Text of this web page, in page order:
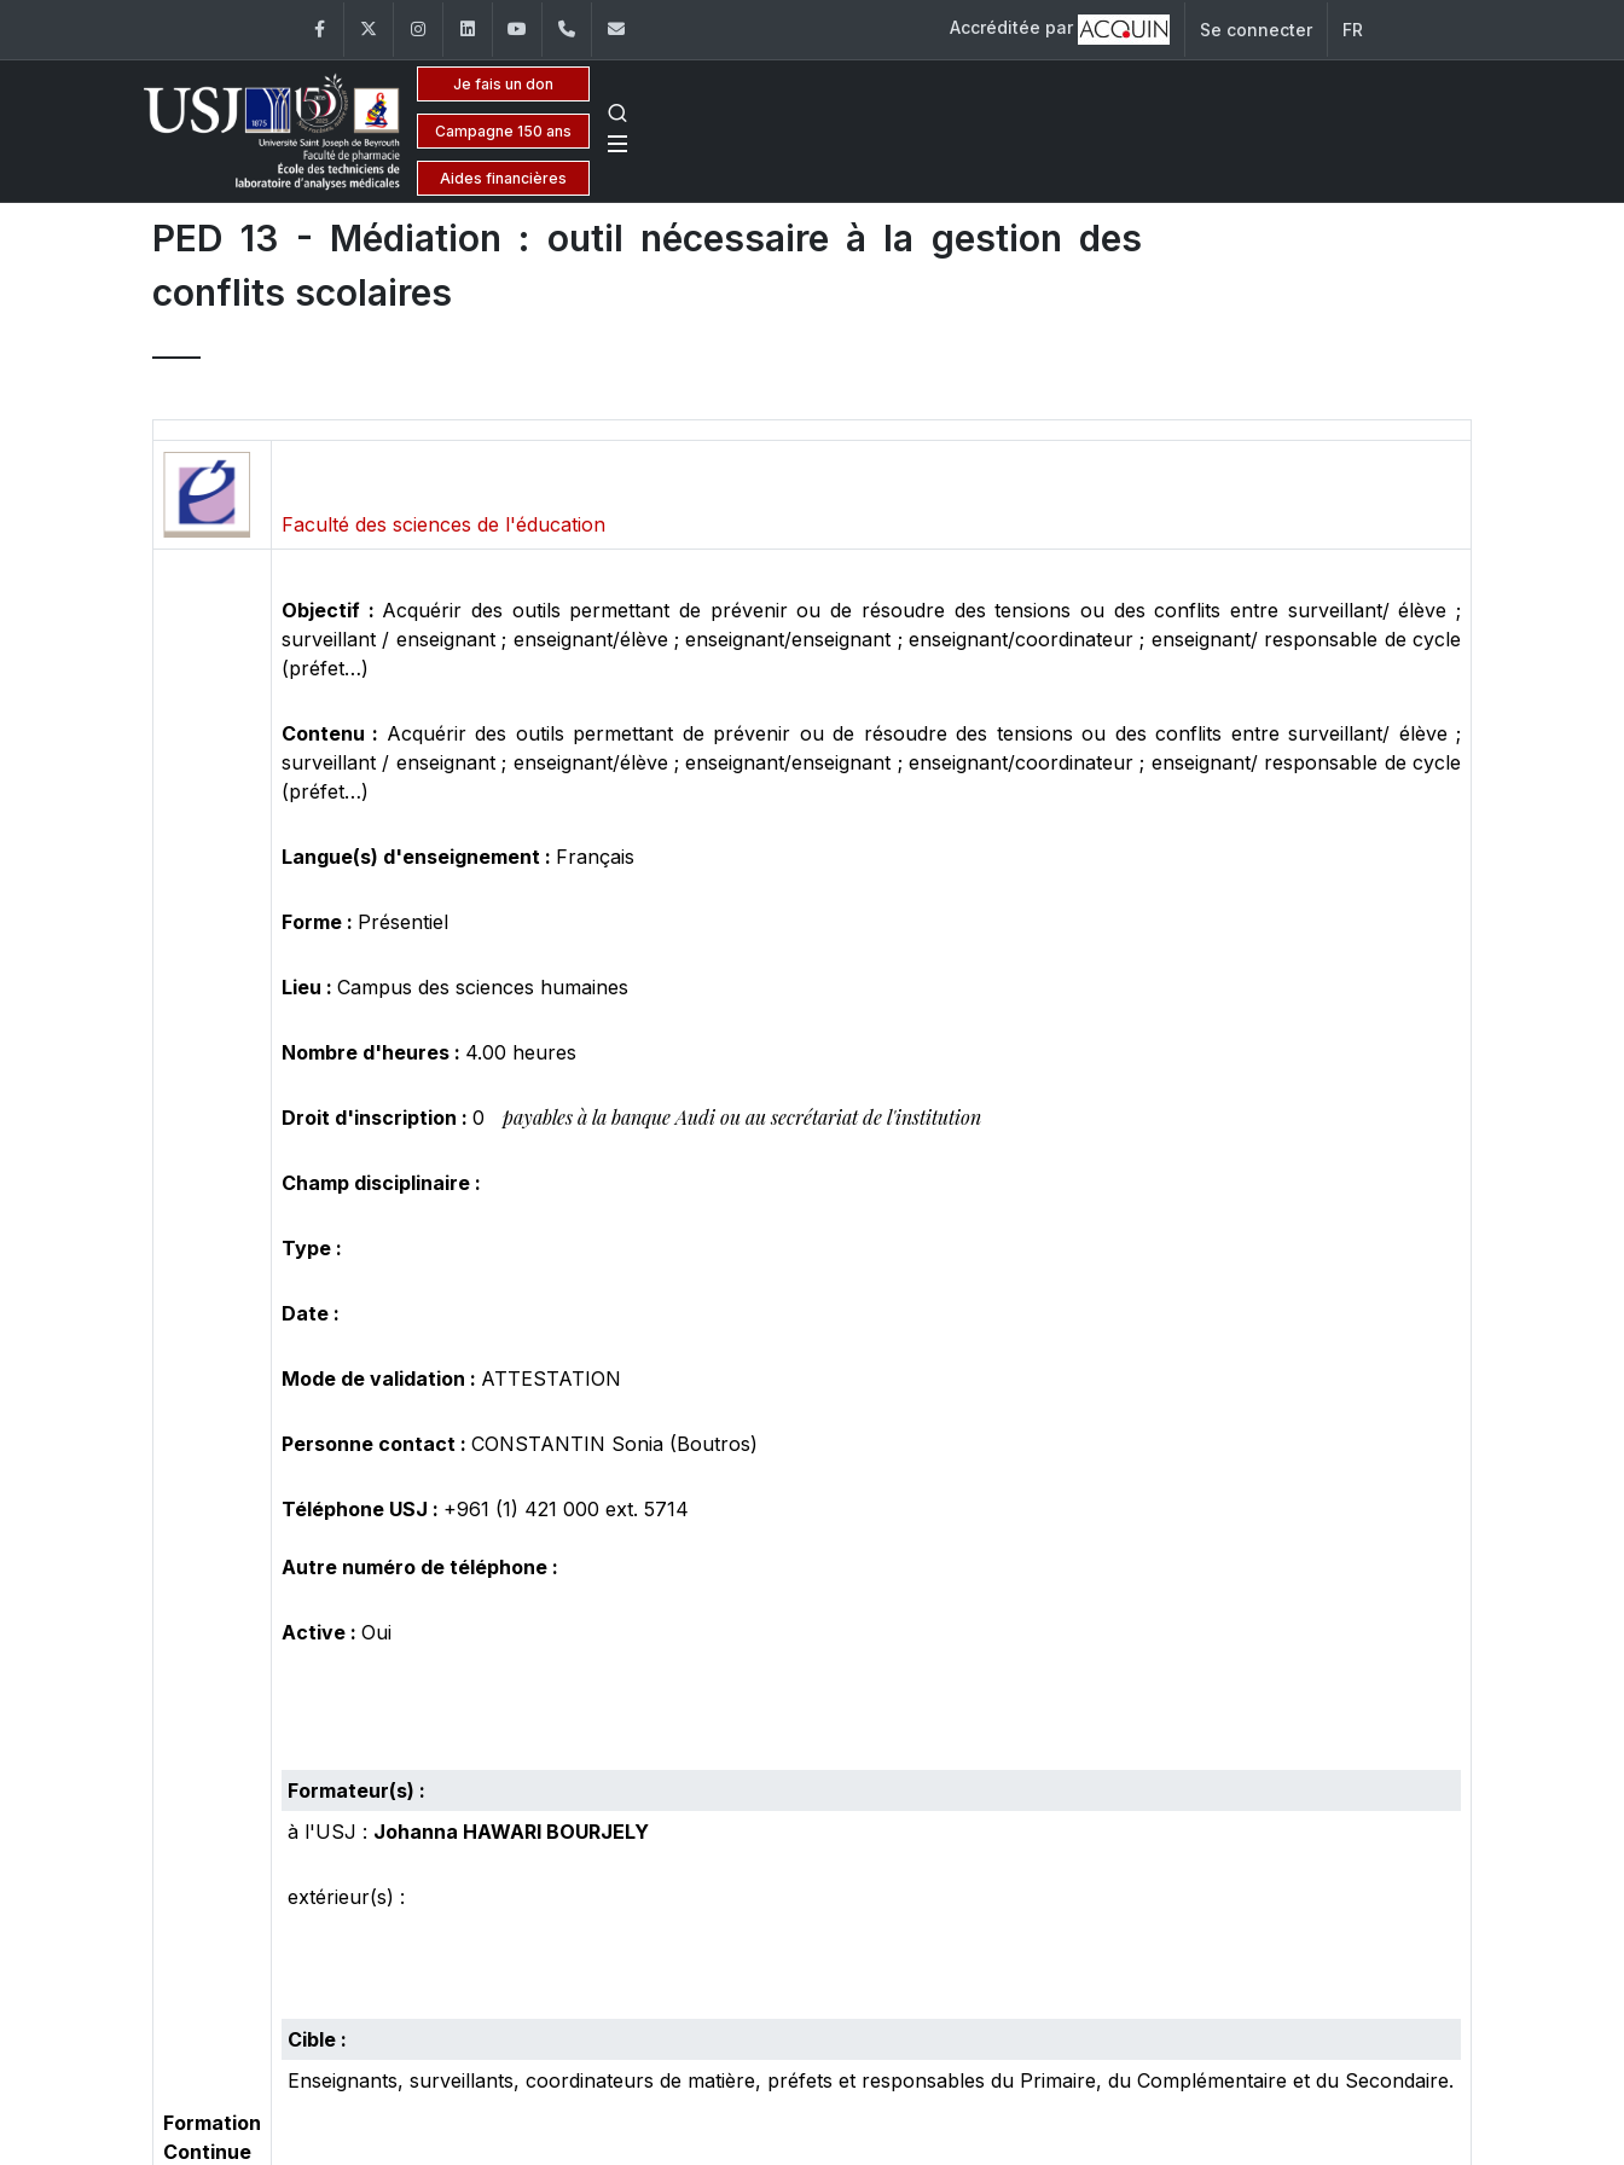
FacebookTwitter InstagramLinkedInYouTube+961 (1) 421 258 Accréditée par Se connecter FR
Je fais un don
Campagne 150 ans
Aides financières
PED 13 - Médiation : outil nécessaire à la gestion des
conflits scolaires
Faculté des sciences de l'éducation
Formation
Continue
Objectif : Acquérir des outils permettant de prévenir ou de résoudre des tensions ou des conflits entre surveillant/ élève ;
surveillant / enseignant ; enseignant/élève ; enseignant/enseignant ; enseignant/coordinateur ; enseignant/ responsable de cycle
(préfet…)
Contenu : Acquérir des outils permettant de prévenir ou de résoudre des tensions ou des conflits entre surveillant/ élève ;
surveillant / enseignant ; enseignant/élève ; enseignant/enseignant ; enseignant/coordinateur ; enseignant/ responsable de cycle
(préfet…)
Langue(s) d'enseignement : Français
Forme : Présentiel
Lieu : Campus des sciences humaines
Nombre d'heures : 4.00 heures
Droit d'inscription : 0 payables à la banque Audi ou au secrétariat de l'institution
Champ disciplinaire :
Type :
Date :
Mode de validation : ATTESTATION
Personne contact : CONSTANTIN Sonia (Boutros)
Téléphone USJ : +961 (1) 421 000 ext. 5714
Autre numéro de téléphone :
Active : Oui
Formateur(s) :
à l'USJ : Johanna HAWARI BOURJELY
extérieur(s) :
Cible :
Enseignants, surveillants, coordinateurs de matière, préfets et responsables du Primaire, du Complémentaire et du Secondaire.